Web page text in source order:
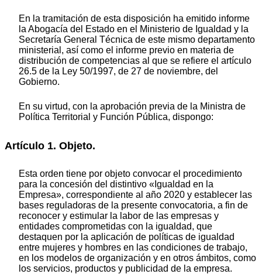
En la tramitación de esta disposición ha emitido informe
la Abogacía del Estado en el Ministerio de Igualdad y la
Secretaría General Técnica de este mismo departamento
ministerial, así como el informe previo en materia de
distribución de competencias al que se refiere el artículo
26.5 de la Ley 50/1997, de 27 de noviembre, del
Gobierno.
En su virtud, con la aprobación previa de la Ministra de
Política Territorial y Función Pública, dispongo:
Artículo 1. Objeto.
Esta orden tiene por objeto convocar el procedimiento
para la concesión del distintivo «Igualdad en la
Empresa», correspondiente al año 2020 y establecer las
bases reguladoras de la presente convocatoria, a fin de
reconocer y estimular la labor de las empresas y
entidades comprometidas con la igualdad, que
destaquen por la aplicación de políticas de igualdad
entre mujeres y hombres en las condiciones de trabajo,
en los modelos de organización y en otros ámbitos, como
los servicios, productos y publicidad de la empresa.